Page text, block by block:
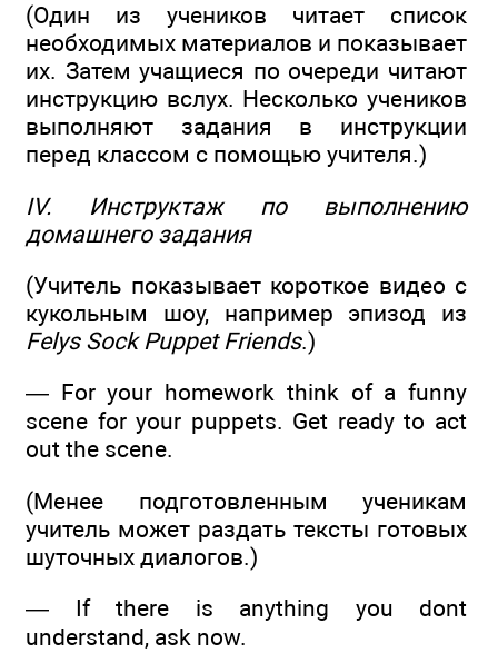
(Один из учеников читает список
необходимых материалов и показывает
их. Затем учащиеся по очереди читают
инструкцию вслух. Несколько учеников
выполняют задания в инструкции
перед классом с помощью учителя.)
IV. Инструктаж по выполнению
домашнего задания
(Учитель показывает короткое видео с
кукольным шоу, например эпизод из
Felys Sock Puppet Friends.)
— For your homework think of a funny
scene for your puppets. Get ready to act
out the scene.
(Менее подготовленным ученикам
учитель может раздать тексты готовых
шуточных диалогов.)
— If there is anything you dont
understand, ask now.